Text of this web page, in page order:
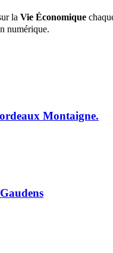
la Vie Économique
numérique.
Montaigne.